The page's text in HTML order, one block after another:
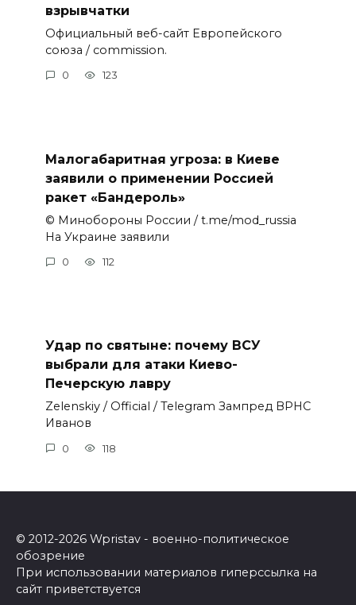
взрывчатки
Официальный веб-сайт Европейского
союза / commission.
0 123
Малогабаритная угроза: в Киеве
заявили о применении Россией
ракет «Бандероль»
© Минобороны России / t.me/mod_russia
На Украине заявили
0 112
Удар по святыне: почему ВСУ
выбрали для атаки Киево-
Печерскую лавру
Zеlеnskiу / Оfficiаl / Telegram Зампред ВРНС
Иванов
0 118
© 2012-2026 Wpristav - военно-политическое
обозрение
При использовании материалов гиперссылка на
сайт приветствуется